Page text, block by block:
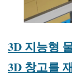
3D 지능형
3D 창고를